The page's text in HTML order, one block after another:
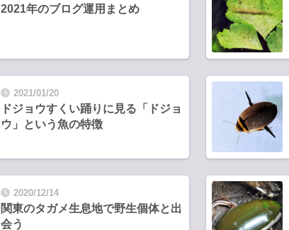
2021年のブログ運用まとめ
2021/01/20
ドジョウすくい踊りに見る「ドジョ
ウ」という魚の特徴
2020/12/14
関東のタガメ生息地で野生個体と出
会う